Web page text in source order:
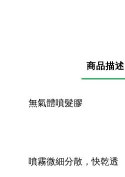
商品描述
無氣體噴髮膠
噴霧微細分散，快乾透